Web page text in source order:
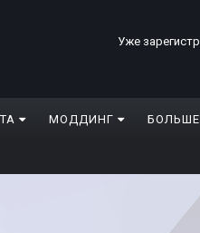
Уже
МОДДИНГ БОЛЬШЕ